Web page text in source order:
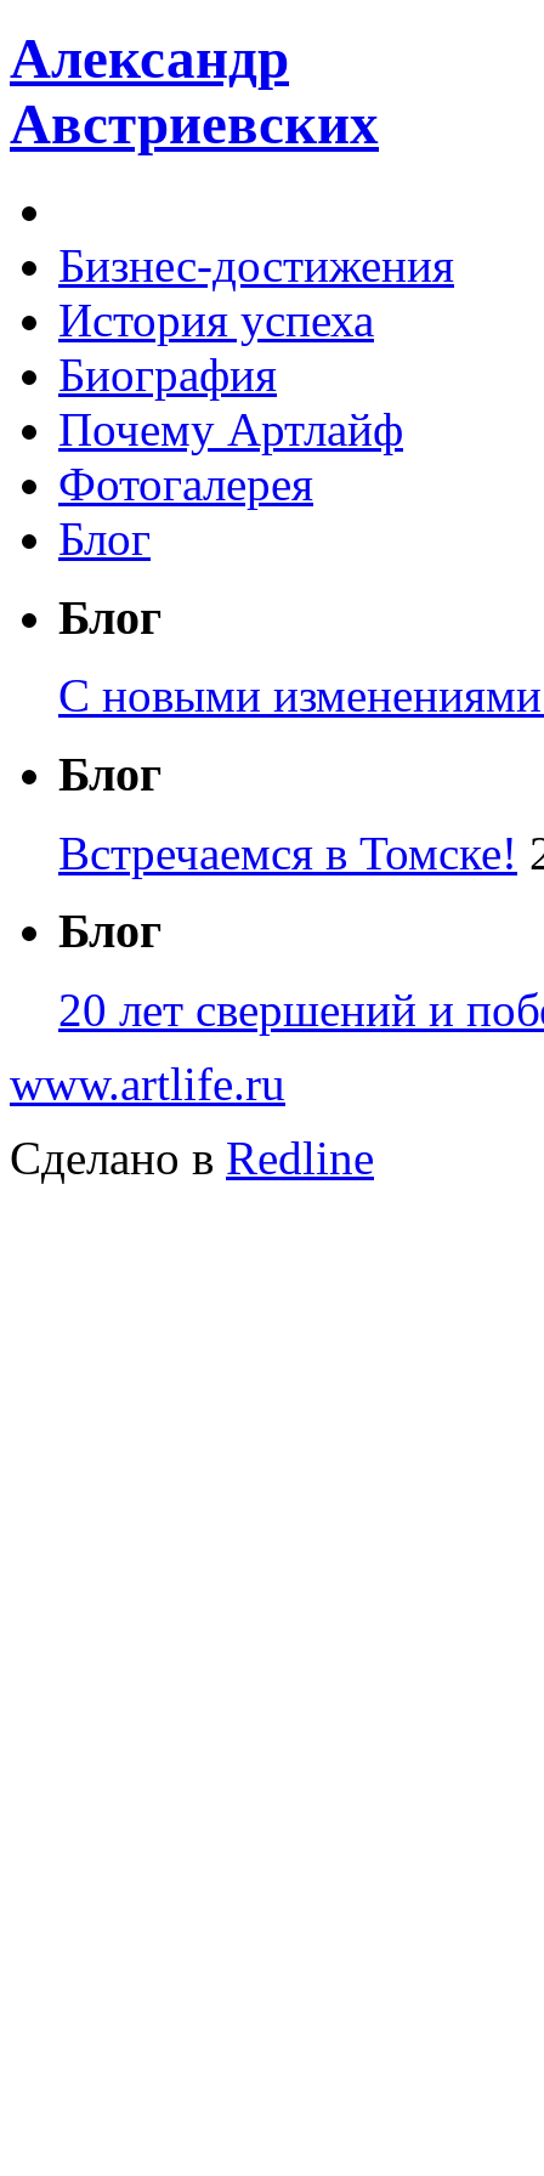
Александр
Австриевских
Бизнес-достижения
История успеха
Биография
Почему Артлайф
Фотогалерея
Блог
Блог
С новыми
Блог
Встречаемся в Томске!
Блог
20 лет свершений и
www.artlife.ru
Сделано в Redline